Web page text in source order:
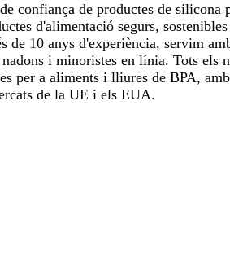
confiança de productes de silicona
d'alimentació segurs,
de 10 anys d'experiència, servim
i minoristes en línia. Tots els
per a aliments i lliures de BPA,
de la UE i els EUA.